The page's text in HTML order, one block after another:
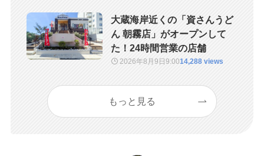
大蔵海岸近くの「資さんうど
ん 朝霧店」がオープンして
た！24時間営業の店舗
2026年8月9日9:0014,288 views
もっと見る